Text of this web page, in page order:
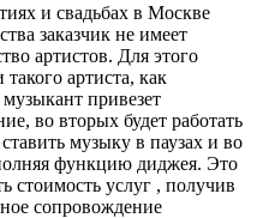
и свадьбах в Москве
заказчик не имеет
артистов. Для этого
артиста, как
привезет
во вторых будет работать
музыку в паузах и во
функцию диджея. Это
стоимость услуг , получив
сопровождение